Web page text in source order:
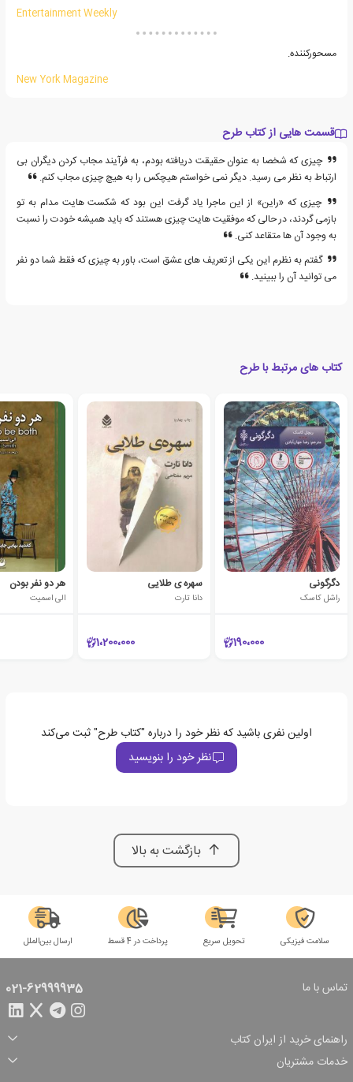
Entertainment Weekly
مسحورکننده.
New York Magazine
قسمت هایی از کتاب طرح
چیزی که شخصا به عنوان حقیقت دریافته بودم، به فرآیند مجاب کردن دیگران بی
ارتباط به نظر می رسید. دیگر نمی خواستم هیچکس را به هیچ چیزی مجاب کنم.
چیزی که «راین» از این ماجرا یاد گرفت این بود که شکست هایت مدام به تو
بازمی گردند، در حالی که موفقیت هایت چیزی هستند که باید همیشه خودت را نسبت
به وجود آن ها متقاعد کنی.
گفتم به نظرم این یکی از تعریف های عشق است، باور به چیزی که فقط شما دو نفر
می توانید آن را ببینید.
کتاب های مرتبط با طرح
دگرگونی
راشل کاسک
190،000
سهره ی طلایی
دانا تارت
1،200،000
هر دو نفر بودن
الی اسمیت
اولین نفری باشید که نظر خود را درباره "کتاب طرح" ثبت می‌کند
نظر خود را بنویسید
بازگشت به بالا
سلامت فیزیکی تحویل سریع پرداخت در 4 قسط ارسال بین‌الملل
تماس با ما 021-62999935
راهنمای خرید از ایران کتاب
ثبت سفارش
شرایط ارسال سفارش
شیوه پرداخت
تخفیف‌های خرید
خدمات مشتریان